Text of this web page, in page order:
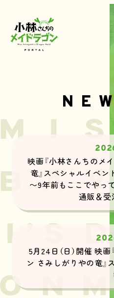
映画『小林さんちのメ
竜』スペシャルイベン
〜9年前もここでやっ
通販＆受
5月24日（日）開催 映
ン さみしがりやの竜』